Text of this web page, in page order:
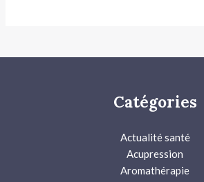
Catégories
Actualité santé
Acupression
Aromathérapie